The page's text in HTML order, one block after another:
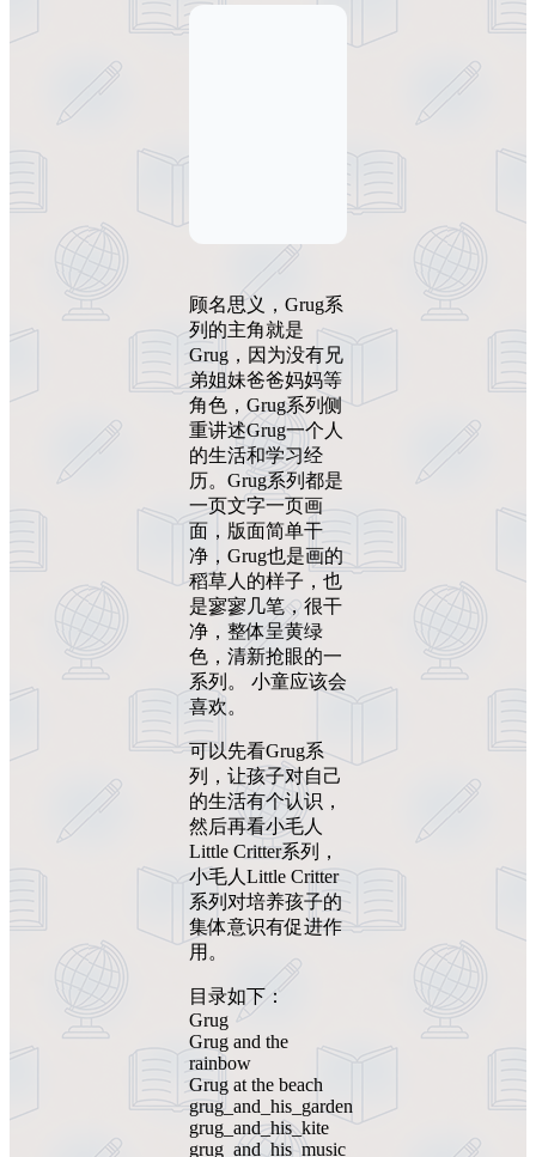
顾名思义，Grug系
列的主角就是
Grug，因为没有兄
弟姐妹爸爸妈妈等
角色，Grug系列侧
重讲述Grug一个人
的生活和学习经
历。Grug系列都是
一页文字一页画
面，版面简单干
净，Grug也是画的
稻草人的样子，也
是寥寥几笔，很干
净，整体呈黄绿
色，清新抢眼的一
系列。 小童应该会
喜欢。
可以先看Grug系
列，让孩子对自己
的生活有个认识，
然后再看小毛人
Little Critter系列，
小毛人Little Critter
系列对培养孩子的
集体意识有促进作
用。
目录如下：
Grug
Grug and the
rainbow
Grug at the beach
grug_and_his_garden
grug_and_his_kite
grug_and_his_music